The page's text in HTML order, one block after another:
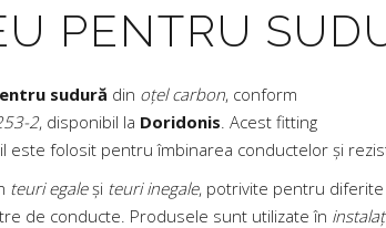
PENTRU
sudură din oțel carbon, conform
2, disponibil la Doridonis. Acest fitting
este folosit pentru îmbinarea conductelor și
teuri egaleși teuri inegale, potrivite pentru diferite
de conducte. Produsele sunt utilizate în